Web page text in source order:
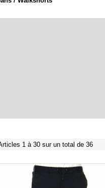
1 à 30 sur un total de 36